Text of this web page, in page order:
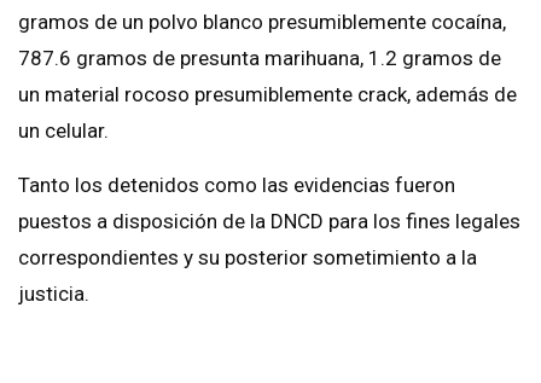
gramos de un polvo blanco presumiblemente cocaína,
787.6 gramos de presunta marihuana, 1.2 gramos de
un material rocoso presumiblemente crack, además de
un celular.
Tanto los detenidos como las evidencias fueron
puestos a disposición de la DNCD para los fines legales
correspondientes y su posterior sometimiento a la
justicia.